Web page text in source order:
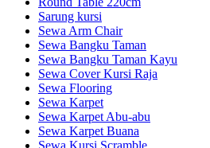
Sarung kursi
Sewa Arm Chair
Sewa Bangku Taman
Sewa Bangku Taman Kayu
Sewa Cover Kursi Raja
Sewa Flooring
Sewa Karpet
Sewa Karpet Abu-abu
Sewa Karpet Buana
Sewa Kursi Scramble